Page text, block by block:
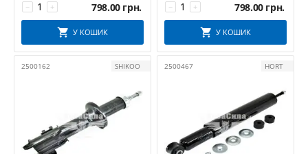
+
− 798.00 грн.
У КОШИК
+
− 798.00 грн.
У КОШИК
2500162 SHIKOO 2500467 HORT